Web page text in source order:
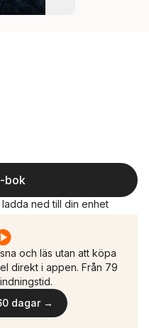
bok
ned till din enhet
och läs utan att köpa
direkt i appen. Från 79
dagar →